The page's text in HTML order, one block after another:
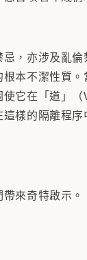
，亦涉及亂
本不潔性質
它在「道」
樣的隔離程
來奇特啟示。